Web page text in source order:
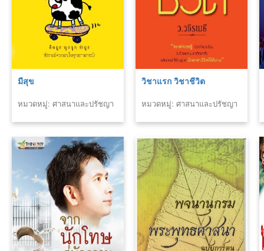
มีสุข
หมวดหมู่: ศาสนาและปรัชญา
วิชาแรก วิชาชีวิต
หมวดหมู่: ศาสนาและปรัชญา